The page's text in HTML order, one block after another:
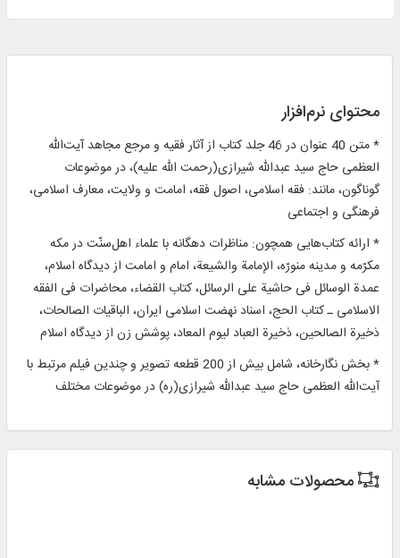
محتوای نرم‌افزار
* متن 40 عنوان در 46 جلد کتاب از آثار فقیه و مرجع مجاهد آیت‌الله
العظمی حاج سید عبدالله شیرازی(رحمت الله علیه)، در موضوعات
گوناگون، مانند: فقه اسلامی، اصول فقه، امامت و ولایت، معارف اسلامی،
فرهنگی و اجتماعی
* ارائه کتاب‌هایی همچون: مناظرات دهگانه با علماء اهل‌سنّت در مکه
مکرّمه و مدینه منورّه، الإمامة والشیعة، امام و امامت از دیدگاه اسلام،
عمدة الوسائل فی حاشیة علی الرسائل، کتاب القضاء، محاضرات فی الفقه
الاسلامی ـ کتاب الحج، اسناد نهضت اسلامی ایران، الباقیات الصالحات،
ذخیرة الصالحین، ذخیرة العباد لیوم المعاد، پوشش زن از دیدگاه اسلام
* بخش نگارخانه، شامل بیش از 200 قطعه تصویر و چندین فیلم مرتبط با
آیت‌الله العظمی حاج سید عبدالله شیرازی(ره) در موضوعات مختلف
محصولات مشابه